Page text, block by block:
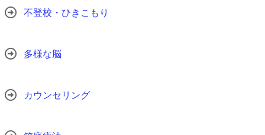
不登校・ひきこもり
多様な脳
カウンセリング